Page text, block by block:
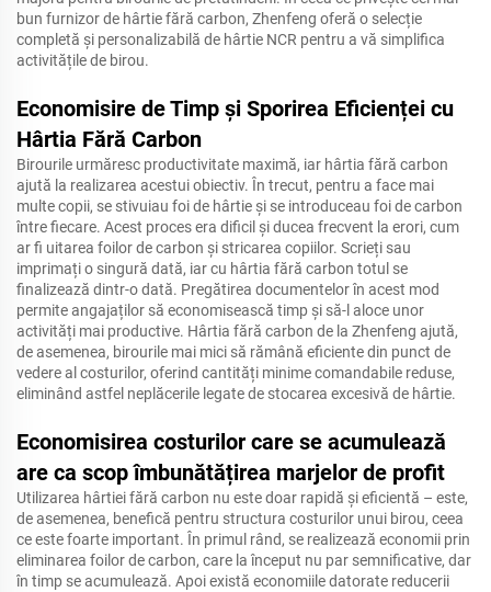
bun furnizor de hârtie fără carbon, Zhenfeng oferă o selecție
completă și personalizabilă de hârtie NCR pentru a vă simplifica
activitățile de birou.
Economisire de Timp și Sporirea Eficienței cu
Hârtia Fără Carbon
Birourile urmăresc productivitate maximă, iar hârtia fără carbon
ajută la realizarea acestui obiectiv. În trecut, pentru a face mai
multe copii, se stivuiau foi de hârtie și se introduceau foi de carbon
între fiecare. Acest proces era dificil și ducea frecvent la erori, cum
ar fi uitarea foilor de carbon și stricarea copiilor. Scrieți sau
imprimați o singură dată, iar cu hârtia fără carbon totul se
finalizează dintr-o dată. Pregătirea documentelor în acest mod
permite angajaților să economisească timp și să-l aloce unor
activități mai productive. Hârtia fără carbon de la Zhenfeng ajută,
de asemenea, birourile mai mici să rămână eficiente din punct de
vedere al costurilor, oferind cantități minime comandabile reduse,
eliminând astfel neplăcerile legate de stocarea excesivă de hârtie.
Economisirea costurilor care se acumulează
are ca scop îmbunătățirea marjelor de profit
Utilizarea hârtiei fără carbon nu este doar rapidă și eficientă – este,
de asemenea, benefică pentru structura costurilor unui birou, ceea
ce este foarte important. În primul rând, se realizează economii prin
eliminarea foilor de carbon, care la început nu par semnificative, dar
în timp se acumulează. Apoi există economiile datorate reducerii